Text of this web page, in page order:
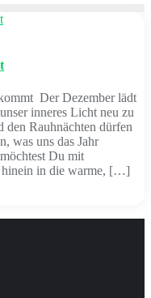
Der Dezember lädt
inneres Licht neu zu
den Rauhnächten dürfen
was uns das Jahr
Du mit
hinein in die warme, […]